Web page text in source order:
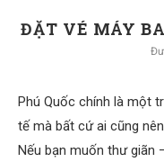
ĐẶT VÉ MÁY
Phú Quốc chính là một
tế mà bất cứ ai cũng
Nếu bạn muốn thư giãn